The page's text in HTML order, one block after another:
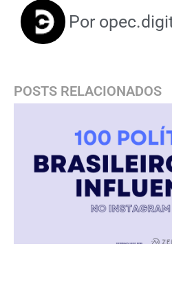
Por
POSTS RELACIONADOS